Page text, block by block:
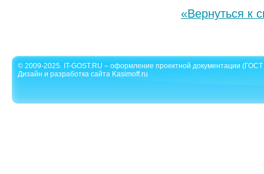
«Вернуться к
© 2009-2025. IT-GOST.RU – оформление проектной документации
Дизайн и разработка сайта Kasimoff.ru